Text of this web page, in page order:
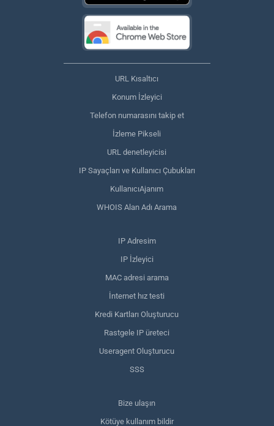
URL Kısaltıcı
Konum İzleyici
Telefon numarasını takip et
İzleme Pikseli
URL denetleyicisi
IP Sayaçları ve Kullanıcı Çubukları
KullanıcıAjanım
WHOIS Alan Adı Arama
IP Adresim
IP İzleyici
MAC adresi arama
İnternet hız testi
Kredi Kartları Oluşturucu
Rastgele IP üreteci
Useragent Oluşturucu
SSS
Bize ulaşın
Kötüye kullanım bildir